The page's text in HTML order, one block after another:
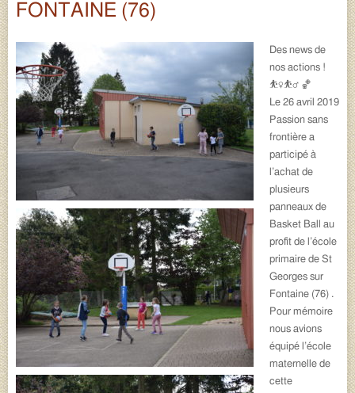
FONTAINE (76)
Des news de
nos actions !
⛹️‍♀️⛹️‍♂️ 🏀
Le 26 avril 2019
Passion sans
frontière a
participé à
l’achat de
plusieurs
panneaux de
Basket Ball au
profit de l’école
primaire de St
Georges sur
Fontaine (76) .
Pour mémoire
nous avions
équipé l’école
maternelle de
cette